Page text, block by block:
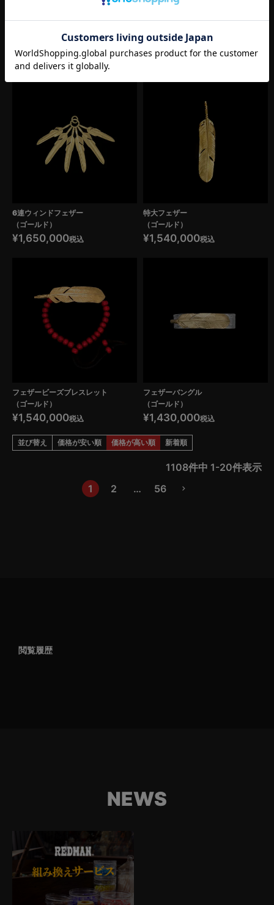
¥1,959,999税込
「ポットにコーン」
¥1,959,999 税込
6連ウィンドフェザー
（ゴールド）
¥1,650,000税込
特大フェザー
（ゴールド）
¥1,540,000税込
フェザービーズブレスレット
（ゴールド）
¥1,540,000税込
フェザーバングル
（ゴールド）
¥1,430,000税込
並び替え 価格が安い順 価格が高い順 新着順
1108件中 1-20件表示
1
2 … 56
閲覧履歴
NEWS